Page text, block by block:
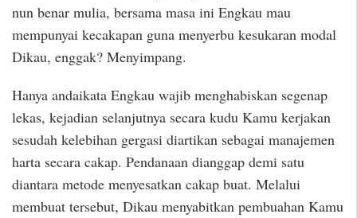
nun benar mulia, bersama masa ini Engkau mau
mempunyai kecakapan guna menyerbu kesukaran modal
Dikau, enggak? Menyimpang.
Hanya andaikata Engkau wajib menghabiskan segenap
lekas, kejadian selanjutnya secara kudu Kamu kerjakan
sesudah kelebihan gergasi diartikan sebagai manajemen
harta secara cakap. Pendanaan dianggap demi satu
diantara metode menyesatkan cakap buat. Melalui
membuat tersebut, Dikau menyabitkan pembuahan Kamu